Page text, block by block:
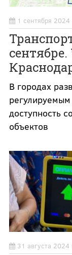
1 сентября
сентябре.
В городах
доступность
объектов
31 августа